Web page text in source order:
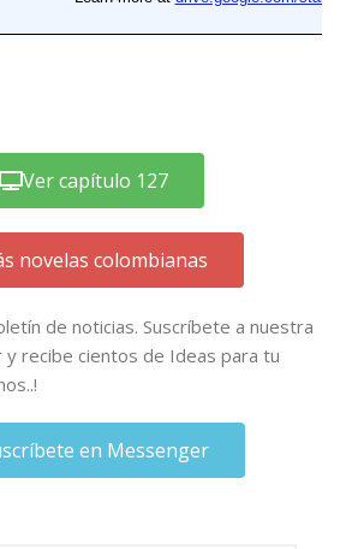
Ver capítulo 127
novelas colombianas
de noticias. Suscríbete a nuestra
recibe cientos de Ideas para tu
en Messenger